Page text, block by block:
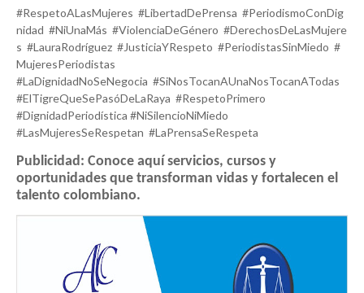
#RespetoALasMujeres #LibertadDePrensa #PeriodismoConDig
nidad #NiUnaMás #ViolenciaDeGénero #DerechosDeLasMujere
s #LauraRodríguez #JusticiaYRespeto #PeriodistasSinMiedo #
MujeresPeriodistas
#LaDignidadNoSeNegocia #SiNosTocanAUnaNosTocanATodas
#ElTigreQueSePasóDeLaRaya #RespetoPrimero
#DignidadPeriodística #NiSilencioNiMiedo
#LasMujeresSeRespetan #LaPrensaSeRespeta
Publicidad: Conoce aquí servicios, cursos y
oportunidades que transforman vidas y fortalecen el
talento colombiano.